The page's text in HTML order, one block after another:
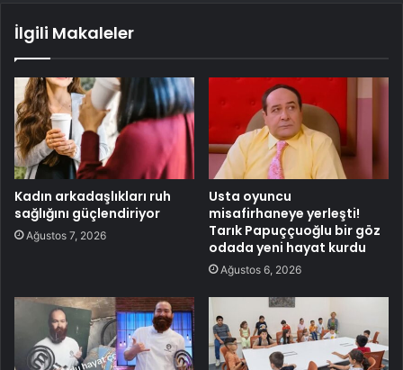
İlgili Makaleler
Kadın arkadaşlıkları ruh
sağlığını güçlendiriyor
Ağustos 7, 2026
Usta oyuncu
misafirhaneye yerleşti!
Tarık Papuççuoğlu bir göz
odada yeni hayat kurdu
Ağustos 6, 2026